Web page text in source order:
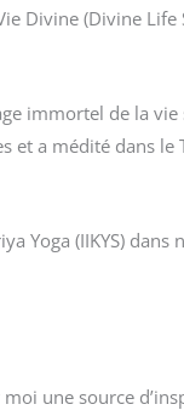
Divine (Divine Life
immortel de la
et a médité dans
Yoga (IIKYS) dans
moi une source